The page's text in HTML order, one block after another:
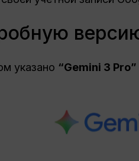
указано “Gemini 3 Pro”